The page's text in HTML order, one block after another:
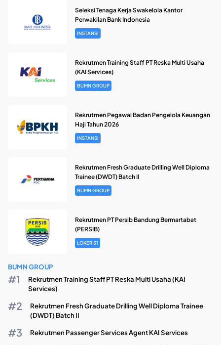
Seleksi Tenaga Kerja Swakelola Kantor
Perwakilan Bank Indonesia
INSTANSI
Rekrutmen Training Staff PT Reska Multi Usaha
(KAI Services)
BUMN GROUP
Rekrutmen Pegawai Badan Pengelola Keuangan
Haji Tahun 2026
INSTANSI
Rekrutmen Fresh Graduate Drilling Well Diploma
Trainee (DWDT) Batch II
BUMN GROUP
Rekrutmen PT Persib Bandung Bermartabat
(PERSIB)
LOKER S1
BUMN GROUP
Rekrutmen Training Staff PT Reska Multi Usaha (KAI
Services)
Rekrutmen Fresh Graduate Drilling Well Diploma Trainee
(DWDT) Batch II
Rekrutmen Passenger Services Agent KAI Services